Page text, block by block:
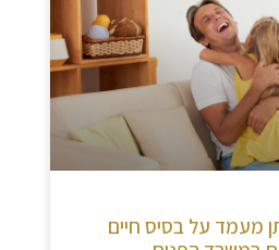
מעמד על בסיס חיים